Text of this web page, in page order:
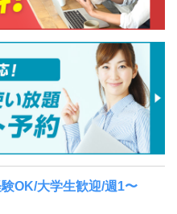
OK/大学生歓迎/週1〜